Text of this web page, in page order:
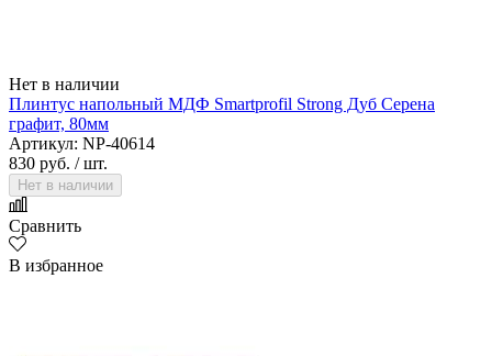
Нет в наличии
Плинтус напольный МДФ Smartprofil Strong Дуб Серена
графит, 80мм
Артикул: NP-40614
830 руб. / шт.
Нет в наличии
Сравнить
В избранное